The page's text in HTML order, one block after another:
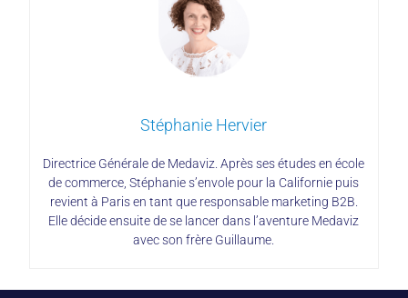
Stéphanie Hervier
Directrice Générale de Medaviz. Après ses études en école
de commerce, Stéphanie s’envole pour la Californie puis
revient à Paris en tant que responsable marketing B2B.
Elle décide ensuite de se lancer dans l’aventure Medaviz
avec son frère Guillaume.